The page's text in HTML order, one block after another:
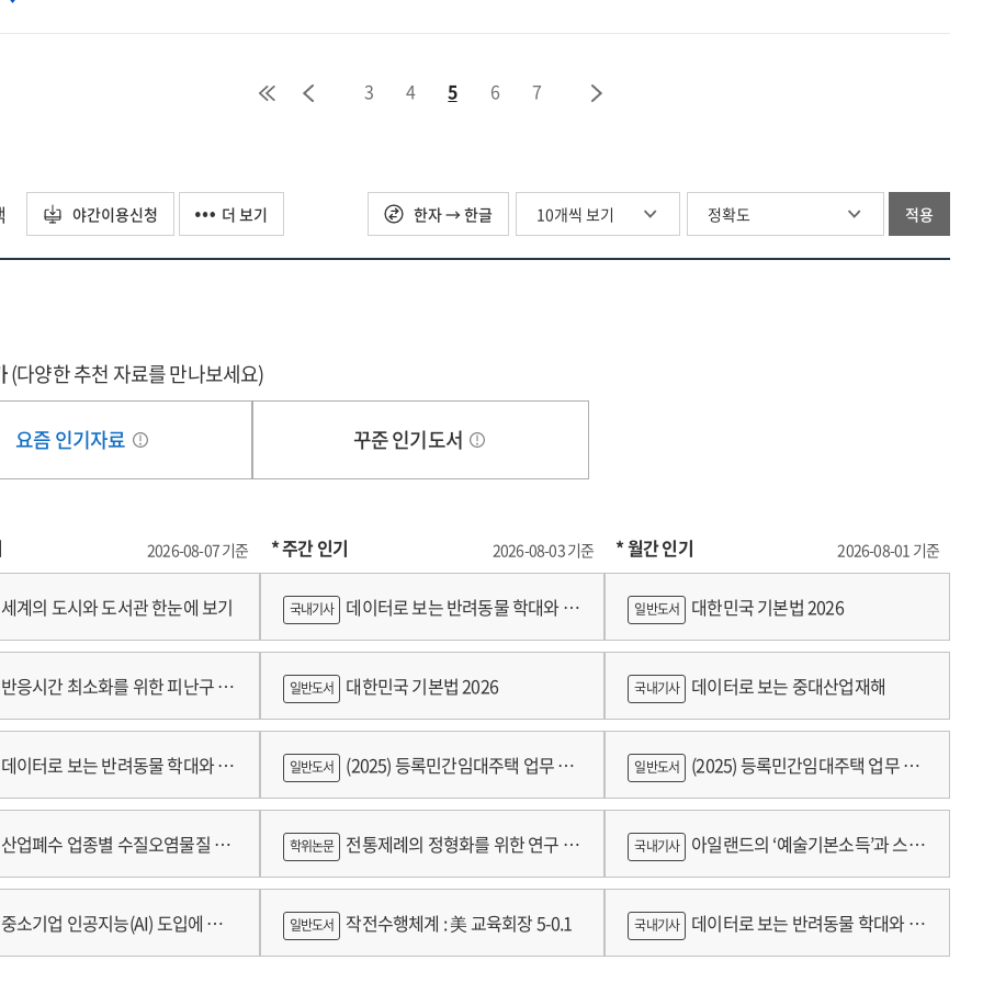
3 4 5 6 7
야간이용신청 더 보기 한자 → 한글 적용
(다양한 추천 자료를 만나보세요)
요즘 인기자료 꾸준 인기도서
2026-08-07 기준
세계의 도시와 도서관 한눈에 보기
반응시간 최소화를 위한 피난구 유
및 설치 기준 개발
데이터로 보는 반려동물 학대와 분
산업폐수 업종별 수질오염물질 배
고도화 연구
중소기업 인공지능(AI) 도입에 따
* 주간 인기 2026-08-03 기준
국내기사 데이터로 보는 반려동물 학대와 분
쟁
일반도서 대한민국 기본법 2026
일반도서 (2025) 등록민간임대주택 업무 편
람
학위논문 전통제례의 정형화를 위한 연구 :
가제를 중심으로
일반도서 작전수행체계 : 美 교육회장 5-0.1
* 월간 인기 2026-08-01 기준
일반도서 대한민국 기본법 2026
국내기사 데이터로 보는 중대산업재해
일반도서 (2025) 등록민간임대주택 업무 편
람
국내기사 아일랜드의 ‘예술기본소득’과 스코
틀랜드의 예술인 소득보장정책 논의
국내기사 데이터로 보는 반려동물 학대와 분